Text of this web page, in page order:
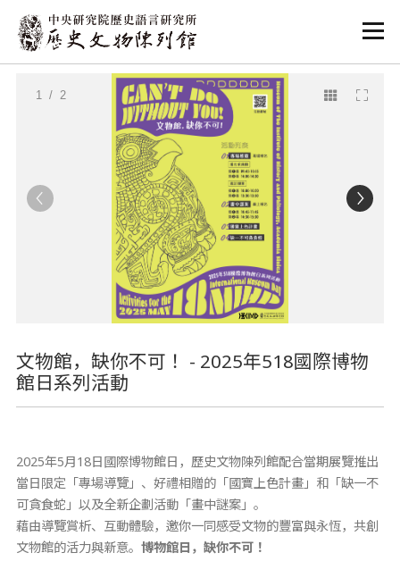
:::
:::
1/ 2
文物館，缺你不可！ - 2025年518國際博物
館日系列活動
2025年5月18日國際博物館日，歷史文物陳列館配合當期展覽推出
當日限定「專場導覽」、好禮相贈的「國寶上色計畫」和「缺一不
可貪食蛇」以及全新企劃活動「畫中謎案」。
藉由導覽賞析、互動體驗，邀你一同感受文物的豐富與永恆，共創
文物館的活力與新意。 博物館日，缺你不可！